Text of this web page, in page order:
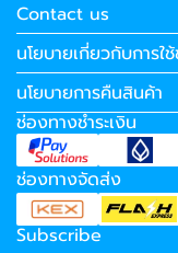
Contact us
นโยบายเกี่ยวกับการ
นโยบายการคืนสินค้า
ช่องทางชำระเงิน
ช่องทางจัดส่ง
Subscribe